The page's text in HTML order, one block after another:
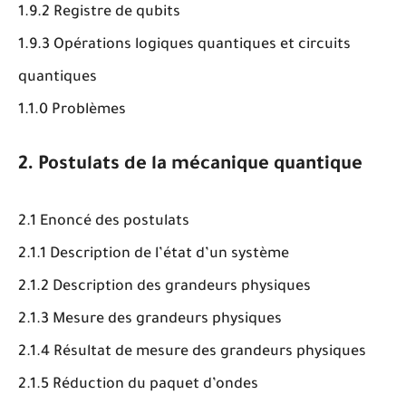
1.9.2 Registre de qubits
1.9.3 Opérations logiques quantiques et circuits
quantiques
1.1.0 Problèmes
2. Postulats de la mécanique quantique
2.1 Enoncé des postulats
2.1.1 Description de l’état d’un système
2.1.2 Description des grandeurs physiques
2.1.3 Mesure des grandeurs physiques
2.1.4 Résultat de mesure des grandeurs physiques
2.1.5 Réduction du paquet d’ondes